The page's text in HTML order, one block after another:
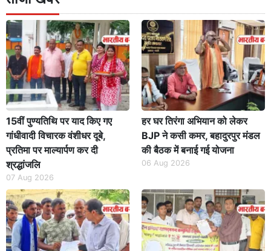
15वीं पुण्यतिथि पर याद किए गए
गांधीवादी विचारक वंशीधर दूबे,
प्रतिमा पर माल्यार्पण कर दी
श्रद्धांजलि
07 Aug 2026
हर घर तिरंगा अभियान को लेकर
BJP ने कसी कमर, बहादुरपुर मंडल
की बैठक में बनाई गई योजना
06 Aug 2026